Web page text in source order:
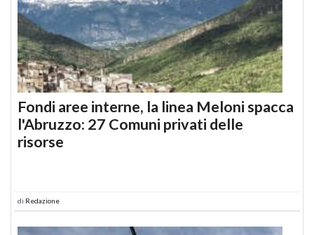
Fondi aree interne, la linea Meloni spacca
l'Abruzzo: 27 Comuni privati delle
risorse
di Redazione